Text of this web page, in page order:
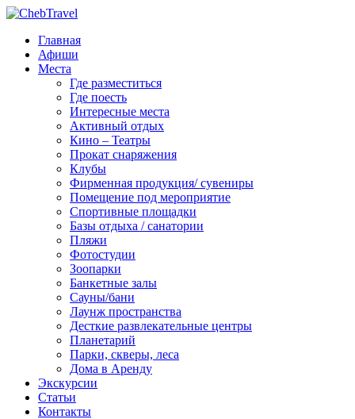
Главная
Афиши
Места
Где разместиться
Где поесть
Интересные места
Активный отдых
Кино – Театры
Прокат снаряжения
Клубы
Фирменная продукция/ сувениры
Помещение под мероприятие
Спортивные площадки
Базы отдыха / санатории
Пляжи
Фотостудии
Зоопарки
Банкетные залы
Сауны/бани
Лаунж пространства
Десткие развлекательные центры
Планетарий
Парки, скверы, леса
Дома в Аренду
Экскурсии
Статьи
Контакты